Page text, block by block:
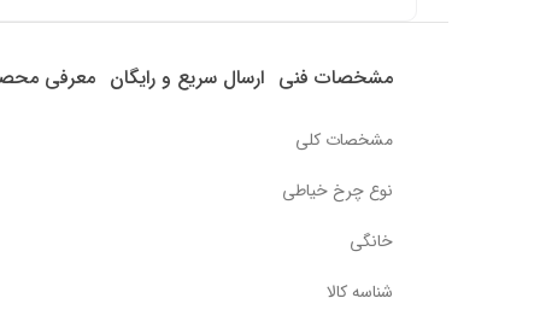
مشخصات فنی ارسال سریع و رایگان معرفی
مشخصات کلی
نوع چرخ خیاطی
خانگی
شناسه کالا